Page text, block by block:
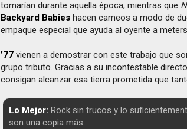
tomarían durante aquella época, mientras que
Backyard Babies hacen cameos a modo de
empaque especial que ayuda al oyente a
’77 vienen a demostrar con este trabajo que
grupo tributo. Gracias a su incontestable
consigan alcanzar esa tierra prometida que
Lo Mejor: Rock sin trucos y lo
son una copia más.